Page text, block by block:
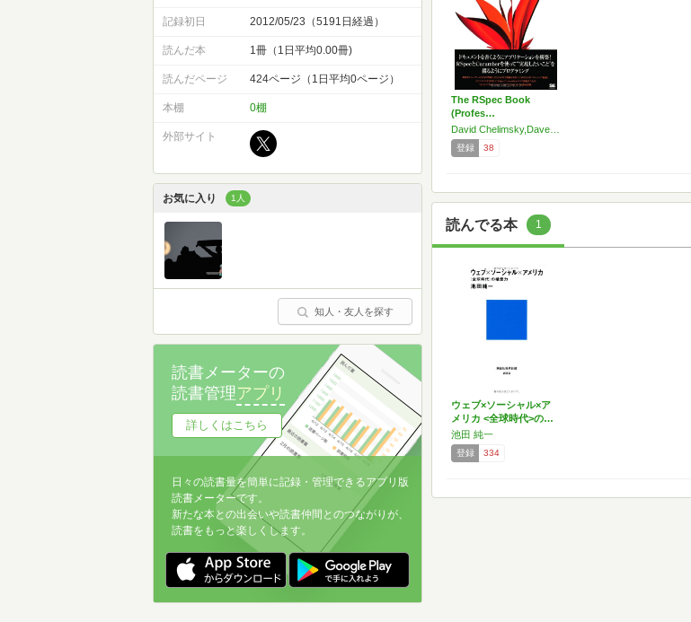
The RSpec Book
(Profes…
登録 38
読んでる本 1
ウェブ×ソーシャル×ア
メリカ <全球時代>の…
池田 純一
登録 334
記録初日 2012/05/23（5191日経過）
読んだ本 1冊（1日平均0.00冊)
読んだページ 424ページ（1日平均0ページ）
本棚 0棚
外部サイト
お気に入り 1人
知人・友人を探す
読書メーターの
読書管理アプリ
詳しくはこちら
日々の読書量を簡単に記録・管理できるアプリ版
読書メーターです。
新たな本との出会いや読書仲間とのつながりが、
読書をもっと楽しくします。